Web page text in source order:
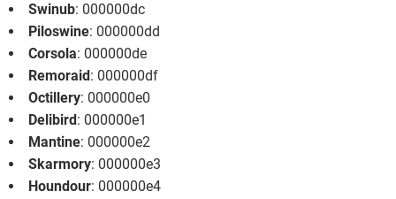
Swinub: 000000dc
Piloswine: 000000dd
Corsola: 000000de
Remoraid: 000000df
Octillery: 000000e0
Delibird: 000000e1
Mantine: 000000e2
Skarmory: 000000e3
Houndour: 000000e4